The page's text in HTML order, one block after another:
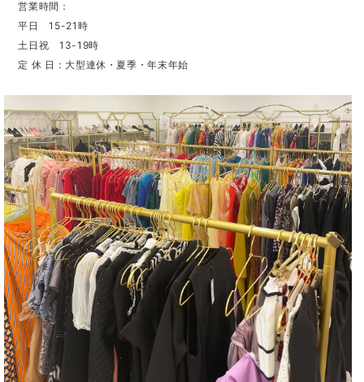
営業時間：
平日 15-21時
土日祝 13-19時
定 休 日：大型連休・夏季・年末年始